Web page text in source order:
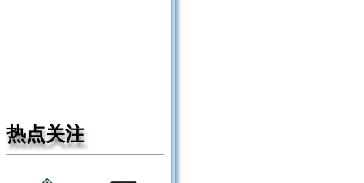
热点关注